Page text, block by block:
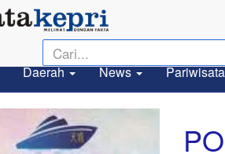
Daerah News Pariwisata